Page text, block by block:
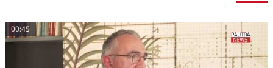
00:45